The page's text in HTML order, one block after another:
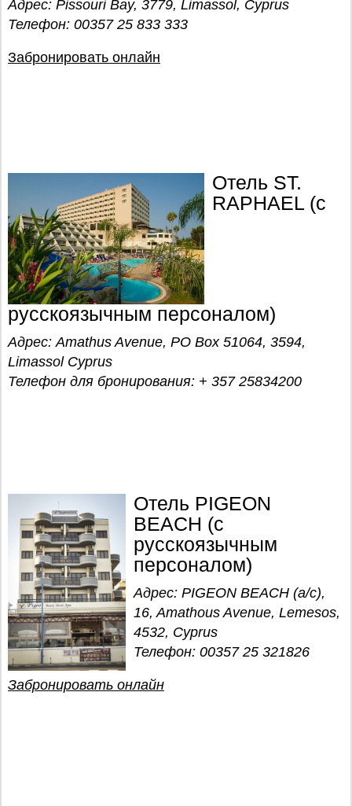
Адрес: Pissouri Bay, 3779, Limassol, Cyprus
Телефон: 00357 25 833 333
Забронировать онлайн
Отель ST.
RAPHAEL (с
русскоязычным персоналом)
Адрес: Amathus Avenue, PO Box 51064, 3594,
Limassol Cyprus
Телефон для бронирования: + 357 25834200
Отель PIGEON
BEACH (с
русскоязычным
персоналом)
Адрес: PIGEON BEACH (a/c),
16, Amathous Avenue, Lemesos,
4532, Cyprus
Телефон: 00357 25 321826
Забронировать онлайн